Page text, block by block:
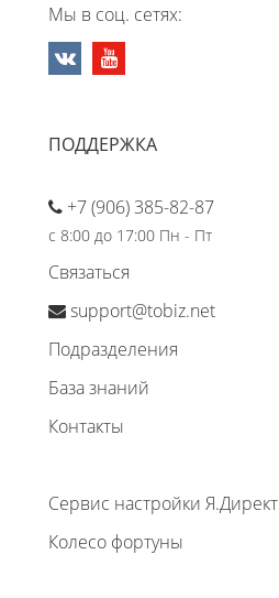
Мы в соц. сетях:
ПОДДЕРЖКА
+7 (906) 385-82-87
с 8:00 до 17:00 Пн - Пт
Связаться
support@tobiz.net
Подразделения
База знаний
Контакты
Сервис настройки Я.Директ
Колесо фортуны